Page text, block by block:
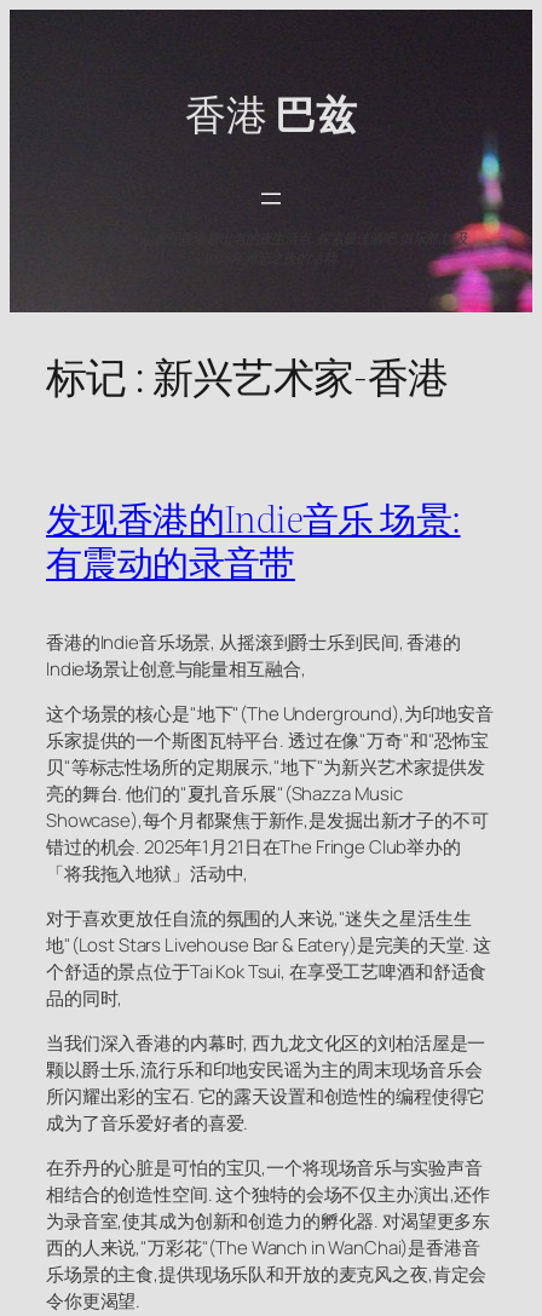
香港 巴兹
与HK Baz一起发现香港最出名的夜生活点. 探索最佳酒吧,俱乐部,以及
标记 : 新兴艺术家-香港
发现香港的Indie音乐 场景:
有震动的录音带
香港的Indie音乐场景, 从摇滚到爵士乐到民间, 香港的
Indie场景让创意与能量相互融合,
这个场景的核心是"地下"(The Underground),为印地安音
乐家提供的一个斯图瓦特平台. 透过在像"万奇"和"恐怖宝
贝"等标志性场所的定期展示,"地下"为新兴艺术家提供发
亮的舞台. 他们的"夏扎音乐展"(Shazza Music
Showcase),每个月都聚焦于新作,是发掘出新才子的不可
错过的机会. 2025年1月21日在The Fringe Club举办的
「将我拖入地狱」活动中,
对于喜欢更放任自流的氛围的人来说,"迷失之星活生生
地"(Lost Stars Livehouse Bar & Eatery)是完美的天堂. 这
个舒适的景点位于Tai Kok Tsui, 在享受工艺啤酒和舒适食
品的同时,
当我们深入香港的内幕时, 西九龙文化区的刘柏活屋是一
颗以爵士乐,流行乐和印地安民谣为主的周末现场音乐会
所闪耀出彩的宝石. 它的露天设置和创造性的编程使得它
成为了音乐爱好者的喜爱.
在乔丹的心脏是可怕的宝贝,一个将现场音乐与实验声音
相结合的创造性空间. 这个独特的会场不仅主办演出,还作
为录音室,使其成为创新和创造力的孵化器. 对渴望更多东
西的人来说,"万彩花"(The Wanch in WanChai)是香港音
乐场景的主食,提供现场乐队和开放的麦克风之夜,肯定会
令你更渴望.